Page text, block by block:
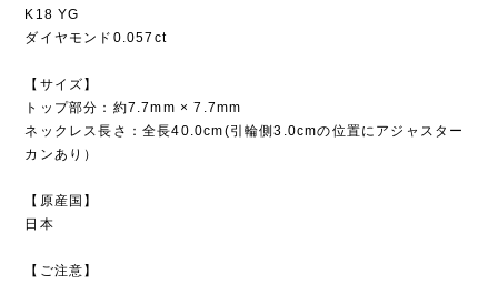
K18 YG
ダイヤモンド0.057ct
【サイズ】
トップ部分：約7.7mm × 7.7mm
ネックレス長さ：全長40.0cm(引輪側3.0cmの位置にアジャスター
カンあり）
【原産国】
日本
【ご注意】